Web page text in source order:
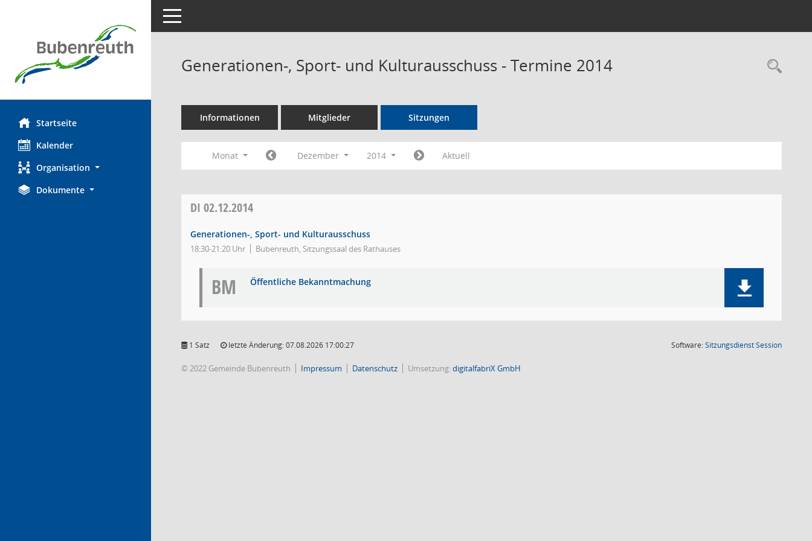
Startseite
Kalender
Organisation
Dokumente
Toggle navigation
Generationen-, Sport- und Kulturausschuss - Termine 2014
Informationen Mitglieder Sitzungen
Monat Dezember 2014 Aktuell
DI 02.12.2014
Generationen-, Sport- und Kulturausschuss
18:30-21:20 Uhr Bubenreuth, Sitzungssaal des Rathauses
BM Öffentliche Bekanntmachung
1 Satz letzte Änderung: 07.08.2026 17:00:27 Software:SitzungsdienstSession(Wird in
© 2022 Gemeinde Bubenreuth Impressum Datenschutz Umsetzung:digitalfabriX GmbH